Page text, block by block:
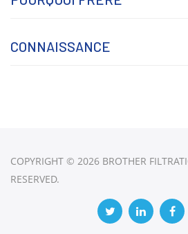
CONNAISSANCE
COPYRIGHT © 2026 BROTHER
RESERVED.